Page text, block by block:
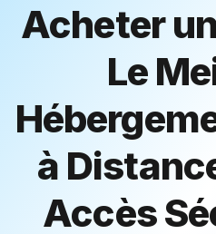
Acheter
Le
à
Accès